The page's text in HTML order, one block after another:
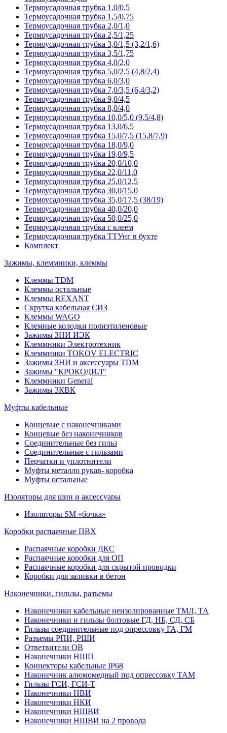
Термоусадочная трубка 1,0/0,5
Термоусадочная трубка 1,5/0,75
Термоусадочная трубка 2,0/1,0
Термоусадочная трубка 2,5/1,25
Термоусадочная трубка 3,0/1,5 (3,2/1,6)
Термоусадочная трубка 3,5/1,75
Термоусадочная трубка 4,0/2,0
Термоусадочная трубка 5,0/2,5 (4,8/2,4)
Термоусадочная трубка 6,0/3,0
Термоусадочная трубка 7,0/3,5 (6,4/3,2)
Термоусадочная трубка 9,0/4,5
Термоусадочная трубка 8,0/4,0
Термоусадочная трубка 10,0/5,0 (9,5/4,8)
Термоусадочная трубка 13,0/6,5
Термоусадочная трубка 15,0/7,5 (15,8/7,9)
Термоусадочная трубка 18,0/9,0
Термоусадочная трубка 19,0/9,5
Термоусадочная трубка 20,0/10,0
Термоусадочная трубка 22,0/11,0
Термоусадочная трубка 25,0/12,5
Термоусадочная трубка 30,0/15,0
Термоусадочная трубка 35,0/17,5 (38/19)
Термоусадочная трубка 40,0/20,0
Термоусадочная трубка 50,0/25,0
Термоусадочная трубка с клеем
Термоусадочная трубка ТТУнг в бухте
Комплект
Зажимы, клеммники, клеммы
Клеммы TDM
Клеммы остальные
Клеммы REXANT
Скрутка кабельная СИЗ
Клеммы WAGO
Клемные колодки полиэтиленовые
Зажимы ЗНИ ИЭК
Клеммники Электротехник
Клеммники TOKOV ELECTRIC
Зажимы ЗНИ и аксессуары TDM
Зажимы "КРОКОДИЛ"
Клеммники General
Зажимы 3КВК
Муфты кабельные
Концевые с наконечниками
Концевые без наконечников
Соединительные без гильз
Соединительные с гильзами
Перчатки и уплотнители
Муфты металло рукав- коробка
Муфты остальные
Изоляторы для шин и аксессуары
Изоляторы SM «бочка»
Коробки распаячные ПВХ
Распаячные коробки ДКС
Распаячные коробки для ОП
Распаячные коробки для скрытой проводки
Коробки для заливки в бетон
Наконечники, гильзы, разъемы
Наконечники кабельные неизолированные ТМЛ, ТА
Наконечники и гильзы болтовые ГД, НБ, СД, СБ
Гильзы соединительные под опрессовку ГА, ГМ
Разъемы РПИ, РШИ
Ответвители ОВ
Наконечники НШП
Коннекторы кабельные IP68
Наконечник алюмомедный под опрессовку ТАМ
Гильзы ГСИ, ГСИ-Т
Наконечники НВИ
Наконечники НКИ
Наконечники НШВИ
Наконечники НШВИ на 2 провода